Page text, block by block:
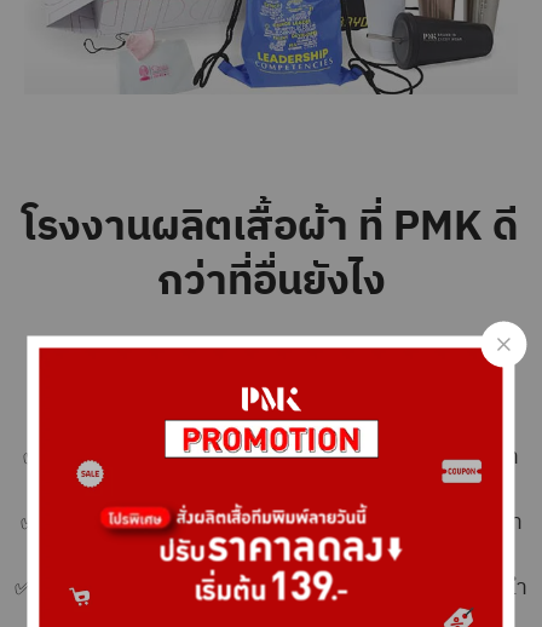
โรงงานผลิตเสื้อผ้า ที่ PMK ดี
กว่าที่อื่นยังไง
✅ PMK โรงงานผลิตเสื้อผ้าตัวจริง บริการผลิตเสื้อ
เสื้อกีฬา และสินค้าสร้างแบรนด์ ปัก-
สกรีนแบบครบวงจร
✅ ชื่อเสียงและภาพลักษณ์ของ PMK มีความน่าเชื่อถือ กา
✅ พนักงานขายกว่า 40 คน และสาขาการขายกว่า 9 สาขา
เข้าถึงได้ง่าย บริการรวดเร็ว
✅ บริการหลังการขายได้มาตรฐาน บริษัทผลิตเสื้อผ้าชั้นนำ